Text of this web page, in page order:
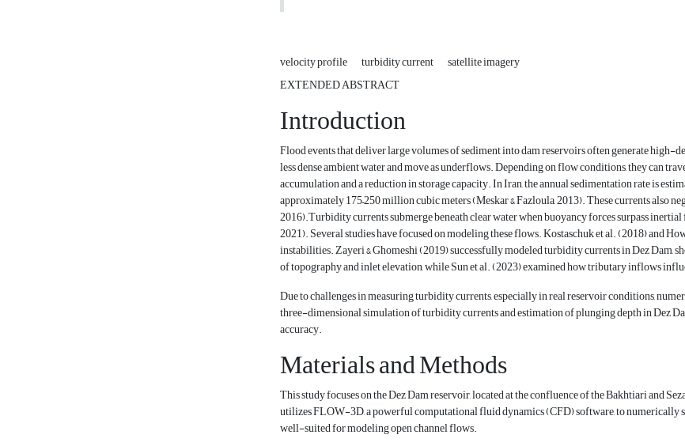
velocity profile turbidity current
satellite imagery
EXTENDED ABSTRACT
Introduction
Flood events that deliver large volumes of sediment into dam reservoirs often generate
less dense ambient water and move as underflows. Depending on flow conditions, they can
accumulation and a reduction in storage capacity. In Iran, the annual sedimentation rate is
approximately 175–250 million cubic meters (Meskar & Fazloula, 2013). These currents also
2016).Turbidity currents submerge beneath clear water when buoyancy forces surpass
2021). Several studies have focused on modeling these flows. Kostaschuk et al. (2018) and
instabilities. Zayeri & Ghomeshi (2019) successfully modeled turbidity currents in Dez Dam,
of topography and inlet elevation, while Sun et al. (2023) examined how tributary inflows
Due to challenges in measuring turbidity currents, especially in real reservoir conditions,
three-dimensional simulation of turbidity currents and estimation of plunging depth in Dez
accuracy.
Materials and Methods
This study focuses on the Dez Dam reservoir, located at the confluence of the Bakhtiari and
utilizes FLOW-3D, a powerful computational fluid dynamics (CFD) software, to
well-suited for modeling open channel flows.